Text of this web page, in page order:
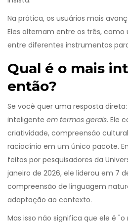
Na prática, os usuários mais
Eles alternam entre os três,
entre diferentes instrumentos
Qual é o mais
então?
Se você quer uma resposta direta:
inteligente em termos gerais. Ele
criatividade, compreensão
raciocínio em um único pacote.
feitos por pesquisadores da
janeiro de 2026, ele liderou em 7
compreensão de linguagem
adaptação ao contexto.
Mas isso não significa que ele é